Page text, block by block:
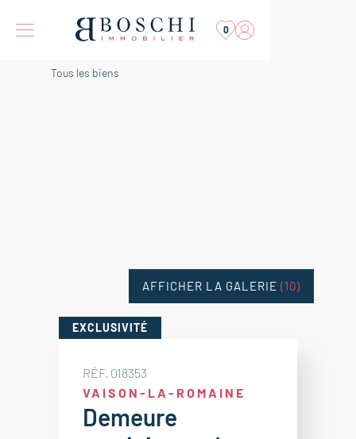
0
Tous les biens
EXCLUSIVITÉ
RÉF. 018353
VAISON-LA-ROMAINE
Demeure
AFFICHER LA GALERIE (10)